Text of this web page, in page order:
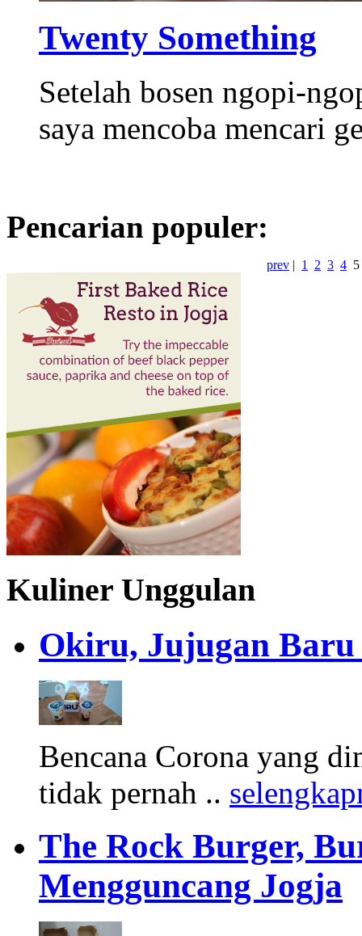
Twenty Something
Setelah bosen ngopi-
saya mencoba mencari
Pencarian populer:
prev | 1 2 3 4 5
Kuliner Unggulan
Okiru, Jujugan Baru
Bencana Corona yang
tidak pernah ..
The Rock Burger,
Mengguncang Jogja